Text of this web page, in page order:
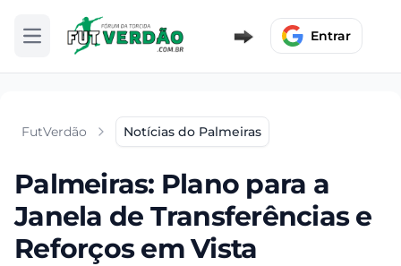
Abrir menu Entrar
FutVerdão Notícias do Palmeiras
Palmeiras: Plano para a
Janela de Transferências e
Reforços em Vista